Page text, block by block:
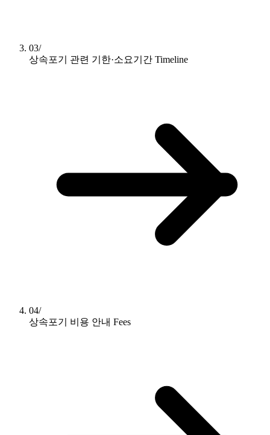
03/
상속포기 관련 기한·소요기간 Timeline
04/
상속포기 비용 안내 Fees